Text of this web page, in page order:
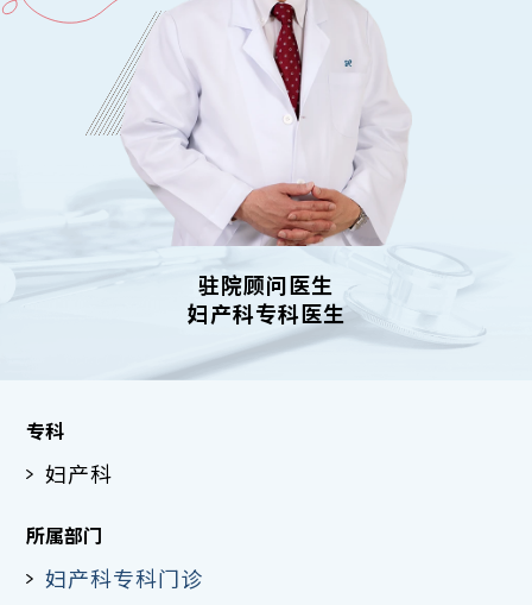
驻院顾问医生
妇产科专科医生
专科
妇产科
所属部门
妇产科专科门诊